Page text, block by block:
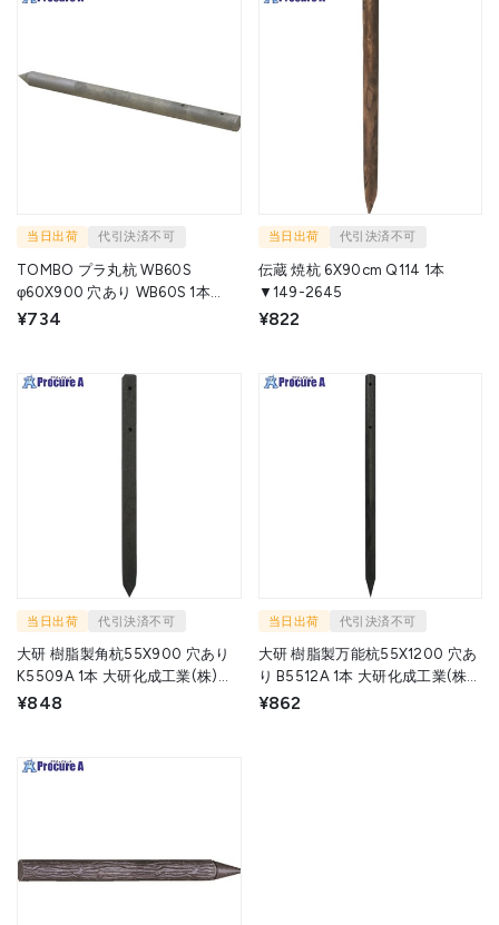
当日出荷 代引決済不可
TOMBO プラ丸杭 WB60S
φ60X900 穴あり WB60S 1本
▼435-2955
¥734
当日出荷 代引決済不可
伝蔵 焼杭 6X90cm Q114 1本
▼149-2645
¥822
当日出荷 代引決済不可
大研 樹脂製角杭55X900 穴あり
K5509A 1本 大研化成工業(株)
▼134-7478
¥848
当日出荷 代引決済不可
大研 樹脂製万能杭55X1200 穴あ
り B5512A 1本 大研化成工業(株)
▼134-7446
¥862